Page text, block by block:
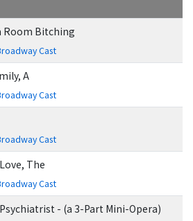
Room Bitching
Cast
A
Cast
Cast
The
Cast
- (a 3-Part Mini-Opera)